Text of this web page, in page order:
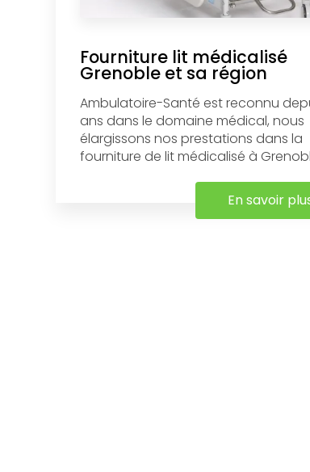
Fourniture lit médicalisé
Grenoble et sa région
Ambulatoire-Santé est reconnu
ans dans le domaine médical, nous
élargissons nos prestations dans la
fourniture de lit médicalisé à
En savoir